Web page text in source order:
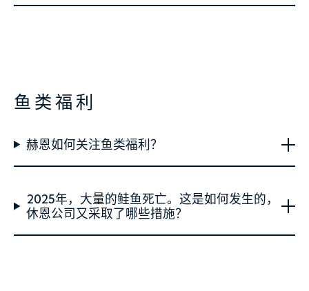
鱼类福利
赫恩如何关注鱼类福利？
2025年，大量的鲑鱼死亡。这是如何发生的，
休恩公司又采取了哪些措施？